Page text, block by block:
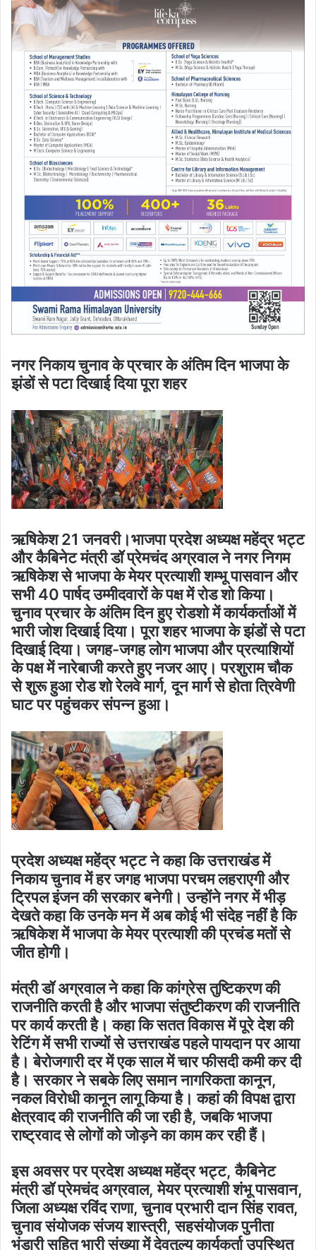
नगर निकाय चुनाव के प्रचार के अंतिम दिन भाजपा के
झंडों से पटा दिखाई दिया पूरा शहर
ऋषिकेश 21 जनवरी।भाजपा प्रदेश अध्यक्ष महेंद्र भट्ट
और कैबिनेट मंत्री डॉ प्रेमचंद अग्रवाल ने नगर निगम
ऋषिकेश से भाजपा के मेयर प्रत्याशी शम्भू पासवान और
सभी 40 पार्षद उम्मीदवारों के पक्ष में रोड शो किया।
चुनाव प्रचार के अंतिम दिन हुए रोडशो में कार्यकर्ताओं में
भारी जोश दिखाई दिया। पूरा शहर भाजपा के झंडों से पटा
दिखाई दिया। जगह-जगह लोग भाजपा और प्रत्याशियों
के पक्ष में नारेबाजी करते हुए नजर आए। परशुराम चौक
से शुरू हुआ रोड शो रेलवे मार्ग, दून मार्ग से होता त्रिवेणी
घाट पर पहुंचकर संपन्न हुआ।
प्रदेश अध्यक्ष महेंद्र भट्ट ने कहा कि उत्तराखंड में
निकाय चुनाव में हर जगह भाजपा परचम लहराएगी और
ट्रिपल इंजन की सरकार बनेगी। उन्होंने नगर में भीड़
देखते कहा कि उनके मन में अब कोई भी संदेह नहीं है कि
ऋषिकेश में भाजपा के मेयर प्रत्याशी की प्रचंड मतों से
जीत होगी।
मंत्री डॉ अग्रवाल ने कहा कि कांग्रेस तुष्टिकरण की
राजनीति करती है और भाजपा संतुष्टीकरण की राजनीति
पर कार्य करती है। कहा कि सतत विकास में पूरे देश की
रेटिंग में सभी राज्यों से उत्तराखंड पहले पायदान पर आया
है। बेरोजगारी दर में एक साल में चार फीसदी कमी कर दी
है। सरकार ने सबके लिए समान नागरिकता कानून,
नकल विरोधी कानून लागू किया है। कहां की विपक्ष द्वारा
क्षेत्रवाद की राजनीति की जा रही है, जबकि भाजपा
राष्ट्रवाद से लोगों को जोड़ने का काम कर रही हैं।
इस अवसर पर प्रदेश अध्यक्ष महेंद्र भट्ट, कैबिनेट
मंत्री डॉ प्रेमचंद अग्रवाल, मेयर प्रत्याशी शंभू पासवान,
जिला अध्यक्ष रविंद राणा, चुनाव प्रभारी दान सिंह रावत,
चुनाव संयोजक संजय शास्त्री, सहसंयोजक पुनीता
भंडारी सहित भारी संख्या में देवतुल्य कार्यकर्ता उपस्थित